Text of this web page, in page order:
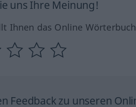
uns Ihre Meinung!
Ihnen das Online
Feedback zu unseren